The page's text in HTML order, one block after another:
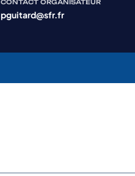
CONTACT ORGANISATEUR
pguitard@sfr.fr